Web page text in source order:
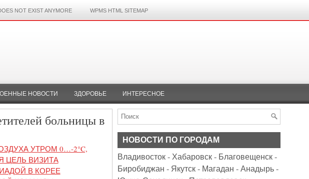
NOT EXIST ANYMORE WPMS HTML SITEMAP
НОВОСТИ ЗДОРОВЬЕ ИНТЕРЕСНОЕ
больницы в
УТРОМ 0…-2°C,
ЦЕЛЬ ВИЗИТА
В КОРЕЕ
НОВОСТИ ПО ГОРОДАМ
Владивосток-Хабаровск- Благовещенск-
Биробиджан - Якутск- Магадан -Анадырь-